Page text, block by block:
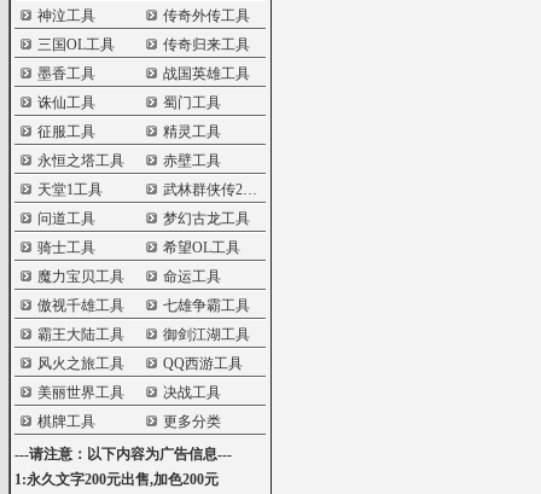
神泣工具
传奇外传工具
三国OL工具
传奇归来工具
墨香工具
战国英雄工具
诛仙工具
蜀门工具
征服工具
精灵工具
永恒之塔工具
赤壁工具
天堂1工具
武林群侠传2工具
问道工具
梦幻古龙工具
骑士工具
希望OL工具
魔力宝贝工具
命运工具
傲视千雄工具
七雄争霸工具
霸王大陆工具
御剑江湖工具
风火之旅工具
QQ西游工具
美丽世界工具
决战工具
棋牌工具
更多分类
---请注意：以下内容为广告信息---
1:永久文字200元出售,加色200元